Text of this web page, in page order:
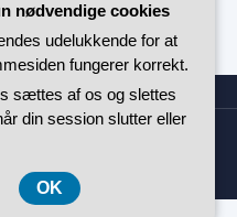
Theme by
37 40 77 39
nødvendige cookies
udelukkende for at
fungerer korrekt.
sættes af os og slettes
din session slutter eller
OK